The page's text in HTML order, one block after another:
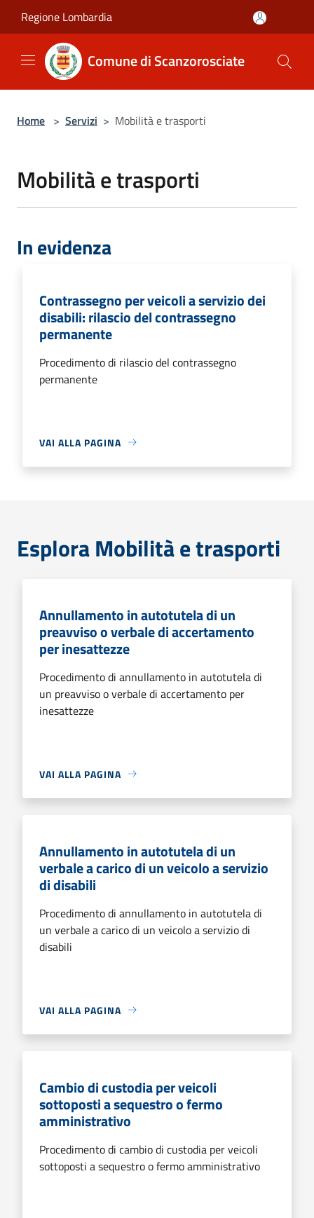
Regione Lombardia
Comune di Scanzorosciate
Home > Servizi > Mobilità e trasporti
Mobilità e trasporti
In evidenza
Contrassegno per veicoli a servizio dei
disabili: rilascio del contrassegno
permanente
Procedimento di rilascio del contrassegno
permanente
VAI ALLA PAGINA
Esplora Mobilità e trasporti
Annullamento in autotutela di un
preavviso o verbale di accertamento
per inesattezze
Procedimento di annullamento in autotutela di
un preavviso o verbale di accertamento per
inesattezze
VAI ALLA PAGINA
Annullamento in autotutela di un
verbale a carico di un veicolo a servizio
di disabili
Procedimento di annullamento in autotutela di
un verbale a carico di un veicolo a servizio di
disabili
VAI ALLA PAGINA
Cambio di custodia per veicoli
sottoposti a sequestro o fermo
amministrativo
Procedimento di cambio di custodia per veicoli
sottoposti a sequestro o fermo amministrativo